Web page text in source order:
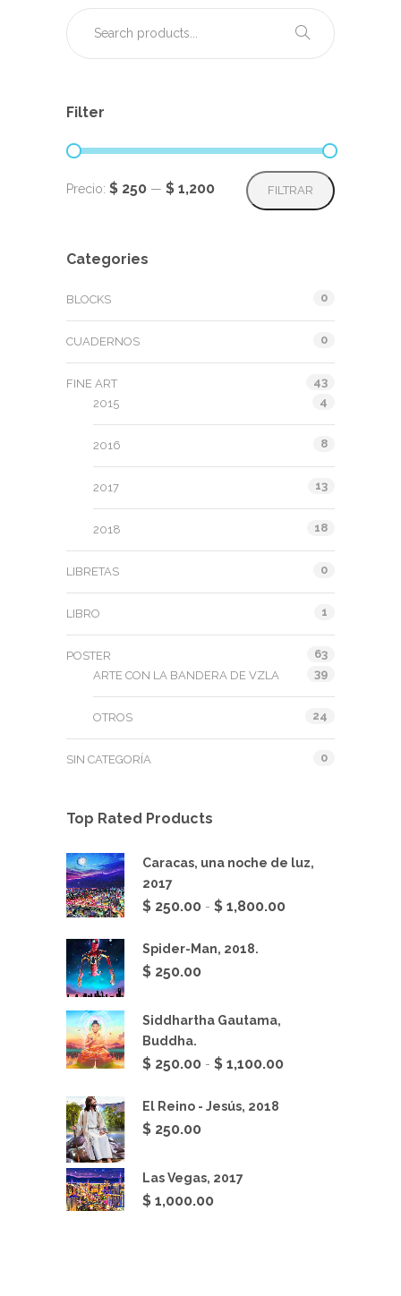
pueden
elegir
Filter
Precio
Precio
FILTRAR
Precio: $ 250 — $ 1,200
Categories
BLOCKS 0
CUADERNOS 0
FINE ART
43
2015
4
2016 8
2017 13
2018 18
LIBRETAS 0
LIBRO 1
POSTER
63
ARTE CON LA BANDERA DE VZLA
39
OTROS 24
SIN CATEGORÍA 0
Top Rated Products
Caracas, una noche de luz,
2017
$ 250.00 - $ 1,800.00Rango
Spider-Man, 2018.
$ 250.00
Siddhartha Gautama,
Buddha.
$ 250.00 - $ 1,100.00Rango
El Reino - Jesús, 2018
$ 250.00
Las Vegas, 2017
$ 1,000.00